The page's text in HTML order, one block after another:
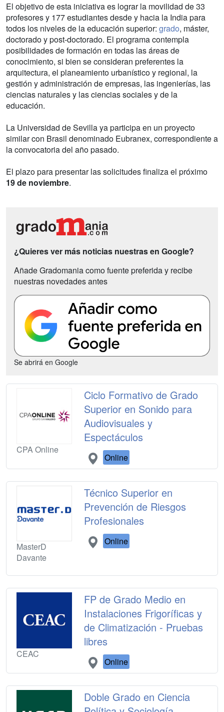
El objetivo de esta iniciativa es lograr la movilidad de 33
profesores y 177 estudiantes desde y hacia la India para
todos los niveles de la educación superior: grado, máster,
doctorado y post-doctorado. El programa contempla
posibilidades de formación en todas las áreas de
conocimiento, si bien se consideran preferentes la
arquitectura, el planeamiento urbanístico y regional, la
gestión y administración de empresas, las ingenierías, las
ciencias naturales y las ciencias sociales y de la
educación.
La Universidad de Sevilla ya participa en un proyecto
similar con Brasil denominado Eubranex, correspondiente a
la convocatoria del año pasado.
El plazo para presentar las solicitudes finaliza el próximo
19 de noviembre.
¿Quieres ver más noticias nuestras en Google?
Añade Gradomania como fuente preferida y recibe
nuestras novedades antes
Se abrirá en Google
CPA Online
Ciclo Formativo de Grado
Superior en Sonido para
Audiovisuales y
Espectáculos
Online
MasterD
Davante
Técnico Superior en
Prevención de Riesgos
Profesionales
Online
CEAC
FP de Grado Medio en
Instalaciones Frigoríficas y
de Climatización - Pruebas
libres
Online
Doble Grado en Ciencia